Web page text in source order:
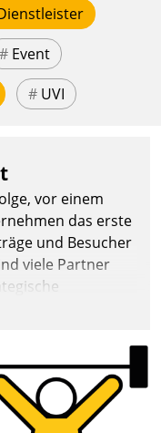
# Event
# UVI
vor einem
das erste
und Besucher
viele Partner